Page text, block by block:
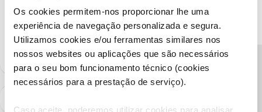
Os cookies permitem-nos proporcionar lhe uma
experiência de navegação personalizada e segura.
Utilizamos cookies e/ou ferramentas similares nos
nossos websites ou aplicações que são necessários
para o seu bom funcionamento técnico (cookies
necessários para a prestação de serviço).
Caso aceite, poderemos utilizar cookies para analisar
Ajude a comunidade a encontrar informação relevante. Marque
como "Melhor Resposta" e faça "Like" nos melhores comentários.